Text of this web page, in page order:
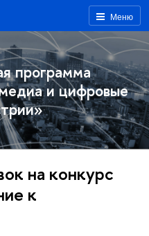
Меню
программа
и цифровые
на конкурс
к